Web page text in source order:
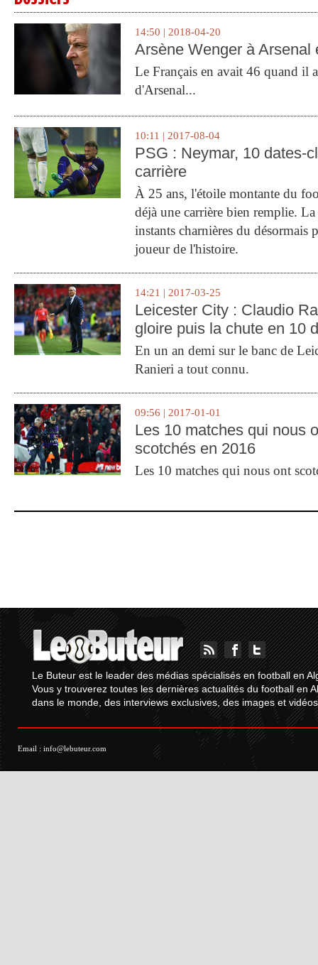
14:50 | 2018-04-20
Arsène Wenger à Arsenal
Le Français en avait 46 quand il
d'Arsenal...
10:11 | 2017-08-04
PSG : Neymar, 10 dates-
carrière
À 25 ans, l'étoile montante du
déjà une carrière bien remplie.
instants charnières du désormais
joueur de l'histoire.
14:21 | 2017-03-25
Leicester City : Claudio
gloire puis la chute en 10
En un an demi sur le banc de
Ranieri a tout connu.
09:56 | 2017-01-01
Les 10 matches qui nous
scotchés en 2016
Les 10 matches qui nous ont
Le Buteur est le leader des médias spécialisés en football en
Vous y trouverez toutes les dernières actualités du football en
dans le monde, des interviews exclusives, des images et
Email : info@lebuteur.com